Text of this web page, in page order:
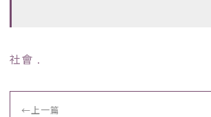
社會 ﹒
← 上一篇